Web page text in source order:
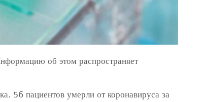
об этом распространяет
56 пациентов умерли от коронавируса за